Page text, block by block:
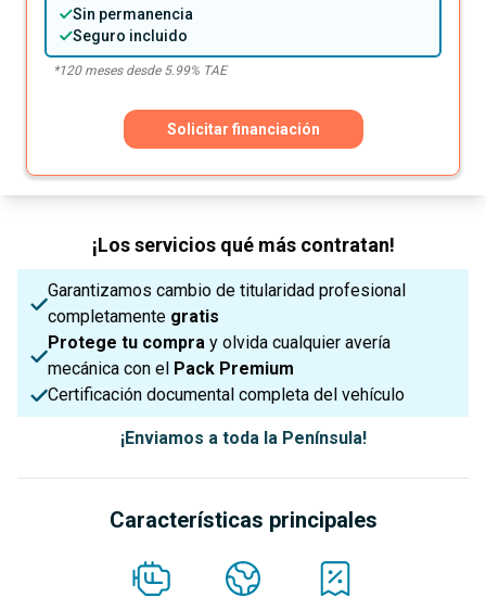
Sin permanencia
Seguro incluido
*120meses desde 5.99% TAE
Solicitar financiación
¡Los servicios qué más contratan!
Garantizamos cambio de titularidad profesional
completamente gratis
Protege tu compra y olvida cualquier avería
mecánica con el Pack Premium
Certificación documental completa del vehículo
¡Enviamos a toda la Península!
Características principales